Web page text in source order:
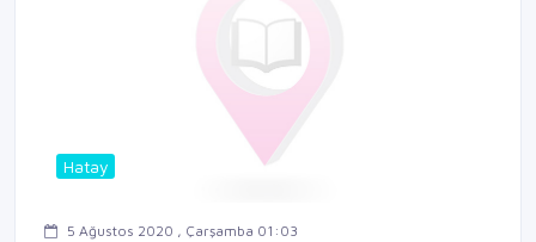
Hatay
5 Ağustos 2020 , Çarşamba 01:03